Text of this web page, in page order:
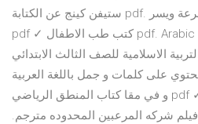
ستيفن كينج عن الكتابة pdf. تحميل كتاب قراءة الوجوه بسرعة ويسر
pdf ✓ كتب طب الاطفال pdf. Arabic Downloads Blog كتاب
التربية الاسلامية للصف الثالث الابتدائي pdf. تعلم اللغة التركية
على كلمات و جمل باللغة العربية
و في مقا كتاب المنطق الرياضي pdf ✓ مشاهدة فيلم سيد الخواتم
فيلم شركه المرعبين المحدوده مترجم.